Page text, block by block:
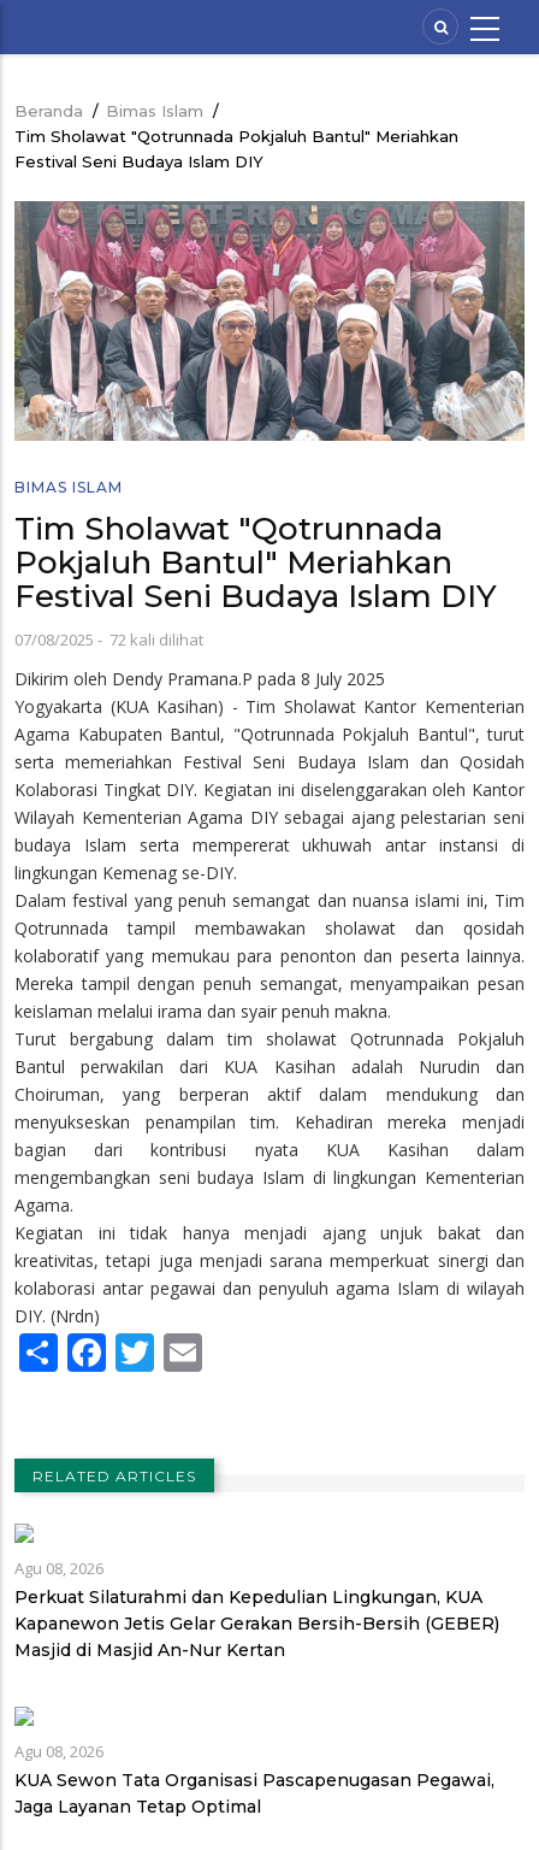
Breadcrumb
Beranda / Bimas Islam /
Tim Sholawat "Qotrunnada Pokjaluh Bantul" Meriahkan
Festival Seni Budaya Islam DIY
BIMAS ISLAM
Tim Sholawat "Qotrunnada
Pokjaluh Bantul" Meriahkan
Festival Seni Budaya Islam DIY
07/08/2025 - 72 kali dilihat
Dikirim oleh Dendy Pramana.P pada 8 July 2025
Yogyakarta (KUA Kasihan) - Tim Sholawat Kantor Kementerian
Agama Kabupaten Bantul, "Qotrunnada Pokjaluh Bantul", turut
serta memeriahkan Festival Seni Budaya Islam dan Qosidah
Kolaborasi Tingkat DIY. Kegiatan ini diselenggarakan oleh Kantor
Wilayah Kementerian Agama DIY sebagai ajang pelestarian seni
budaya Islam serta mempererat ukhuwah antar instansi di
lingkungan Kemenag se-DIY.
Dalam festival yang penuh semangat dan nuansa islami ini, Tim
Qotrunnada tampil membawakan sholawat dan qosidah
kolaboratif yang memukau para penonton dan peserta lainnya.
Mereka tampil dengan penuh semangat, menyampaikan pesan
keislaman melalui irama dan syair penuh makna.
Turut bergabung dalam tim sholawat Qotrunnada Pokjaluh
Bantul perwakilan dari KUA Kasihan adalah Nurudin dan
Choiruman, yang berperan aktif dalam mendukung dan
menyukseskan penampilan tim. Kehadiran mereka menjadi
bagian dari kontribusi nyata KUA Kasihan dalam
mengembangkan seni budaya Islam di lingkungan Kementerian
Agama.
Kegiatan ini tidak hanya menjadi ajang unjuk bakat dan
kreativitas, tetapi juga menjadi sarana memperkuat sinergi dan
kolaborasi antar pegawai dan penyuluh agama Islam di wilayah
DIY. (Nrdn)
ShareFacebook
Twitter
RELATED ARTICLES
Agu 08, 2026
Perkuat Silaturahmi dan Kepedulian Lingkungan, KUA
Kapanewon Jetis Gelar Gerakan Bersih-Bersih (GEBER)
Masjid di Masjid An-Nur Kertan
Agu 08, 2026
KUA Sewon Tata Organisasi Pascapenugasan Pegawai,
Jaga Layanan Tetap Optimal